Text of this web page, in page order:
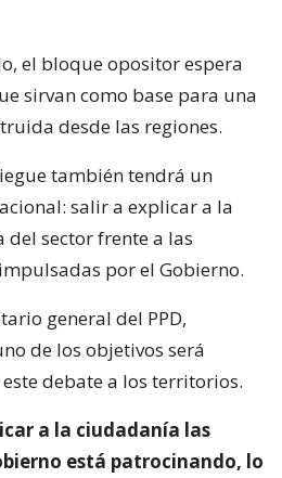
el bloque opositor espera
sirvan como base para una
desde las regiones.
también tendrá un
salir a explicar a la
sector frente a las
por el Gobierno.
general del PPD,
de los objetivos será
debate a los territorios.
a la ciudadanía las
está patrocinando, lo